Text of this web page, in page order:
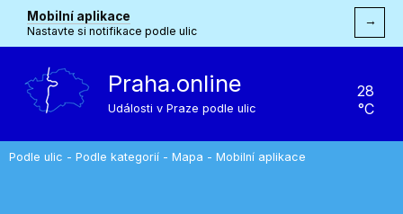
Mobilní aplikace
Nastavte si notifikace podle ulic
→
Praha.online
Události v Praze podle ulic
28
°C
Podle ulic - Podle kategorií - Mapa - Mobilní aplikace